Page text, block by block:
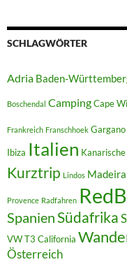
SCHLAGWÖRTER
Adria Baden-
Boschendal CampingCape
Frankreich Franschhoek Gargano
Ibiza Italien
Kurztrip Lindos Madeira
Provence Radfahren
SpanienSüdafrika
VW T3 California
Österreich